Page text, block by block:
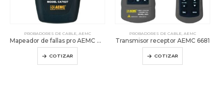
PROBADORES DE CABLE AEMC
Mapeador de fallas pro AEMC CA7027
COTIZAR
PROBADORES DE CABLE AEMC
Transmisor receptor AEMC 6681
COTIZAR